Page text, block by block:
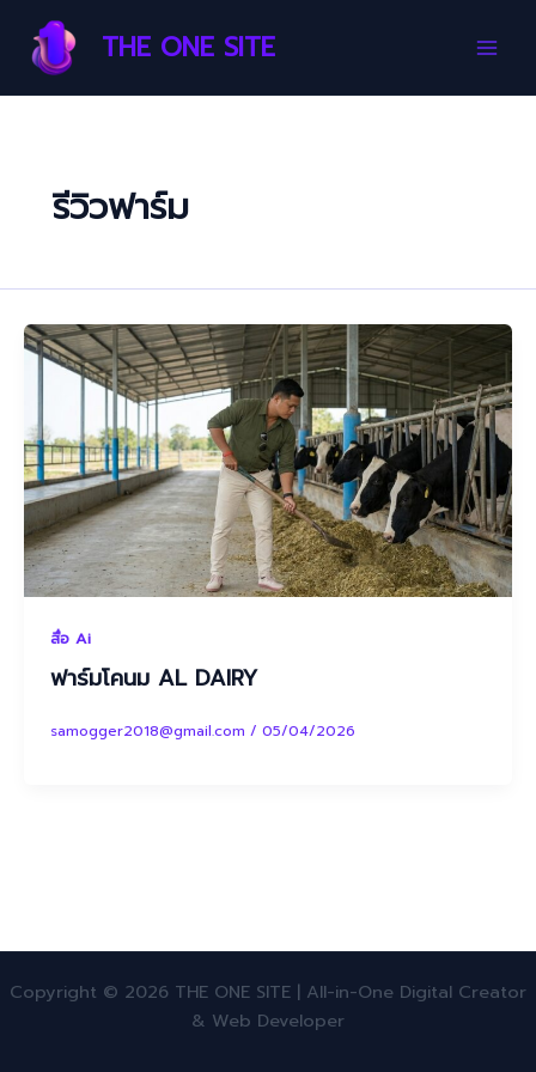
content
THE ONE SITE
รีวิวฟาร์ม
สื่อ Ai
ฟาร์มโคนม AL DAIRY
samogger2018@gmail.com / 05/04/2026
Copyright © 2026 THE ONE SITE | All-in-One Digital Creator
& Web Developer